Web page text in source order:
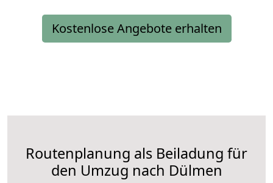
Kostenlose Angebote erhalten
Routenplanung als Beiladung für
den Umzug nach Dülmen